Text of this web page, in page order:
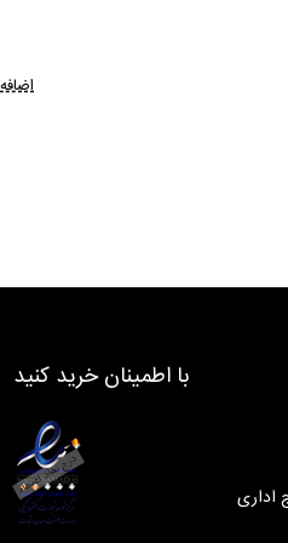
اداری
با اطمینان خرید کنید